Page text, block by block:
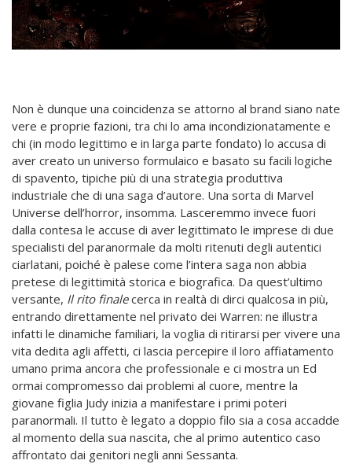
Non è dunque una coincidenza se attorno al brand siano nate
vere e proprie fazioni, tra chi lo ama incondizionatamente e
chi (in modo legittimo e in larga parte fondato) lo accusa di
aver creato un universo formulaico e basato su facili logiche
di spavento, tipiche più di una strategia produttiva
industriale che di una saga d’autore. Una sorta di Marvel
Universe dell’horror, insomma. Lasceremmo invece fuori
dalla contesa le accuse di aver legittimato le imprese di due
specialisti del paranormale da molti ritenuti degli autentici
ciarlatani, poiché è palese come l’intera saga non abbia
pretese di legittimità storica e biografica. Da quest’ultimo
versante, Il rito finalecerca in realtà di dirci qualcosa in più,
entrando direttamente nel privato dei Warren: ne illustra
infatti le dinamiche familiari, la voglia di ritirarsi per vivere una
vita dedita agli affetti, ci lascia percepire il loro affiatamento
umano prima ancora che professionale e ci mostra un Ed
ormai compromesso dai problemi al cuore, mentre la
giovane figlia Judy inizia a manifestare i primi poteri
paranormali. Il tutto è legato a doppio filo sia a cosa accadde
al momento della sua nascita, che al primo autentico caso
affrontato dai genitori negli anni Sessanta.